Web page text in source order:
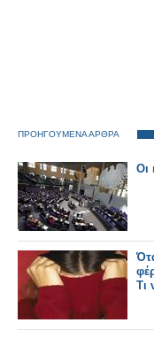
ΠΡΟΗΓΟΥΜΕΝΑ ΑΡΘΡΑ
Oι
Τι